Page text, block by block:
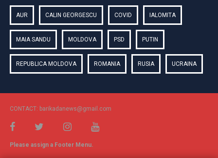
AUR CALIN GEORGESCU COVID IALOMITA
MAIA SANDU MOLDOVA PSD PUTIN
REPUBLICA MOLDOVA ROMANIA RUSIA UCRAINA
CONTACT: barikadanews@gmail.com
Please assign a Footer Menu.